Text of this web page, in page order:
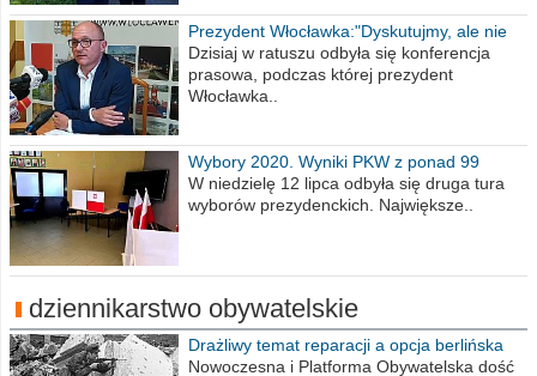
Prezydent Włocławka:"Dyskutujmy, ale nie
obrażajmy się”
Dzisiaj w ratuszu odbyła się konferencja
prasowa, podczas której prezydent
Włocławka..
Wybory 2020. Wyniki PKW z ponad 99
procent obwodów
W niedzielę 12 lipca odbyła się druga tura
wyborów prezydenckich. Największe..
dziennikarstwo obywatelskie
Drażliwy temat reparacji a opcja berlińska
Nowoczesna i Platforma Obywatelska dość